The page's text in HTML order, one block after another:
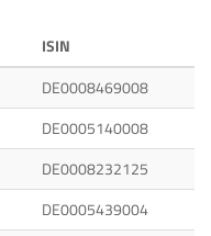
ISIN
DE0008469008
DE0005140008
DE0008232125
DE0005439004